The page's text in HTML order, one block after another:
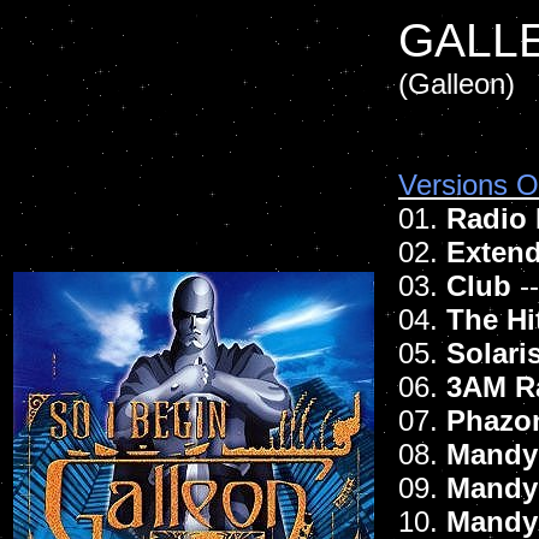
(Galleon)
Versions
01. Radio
02.
03. Club
04. The
05.
06. 3AM
07.
08.
09.
10.